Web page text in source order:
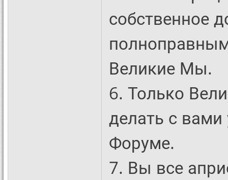
собственное
Великие Мы.
6. Только
делать с
Форуме.
7. Вы все